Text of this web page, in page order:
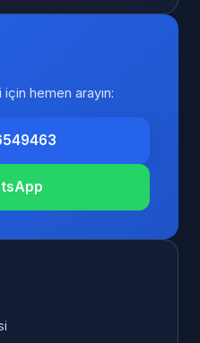
hemen arayın: